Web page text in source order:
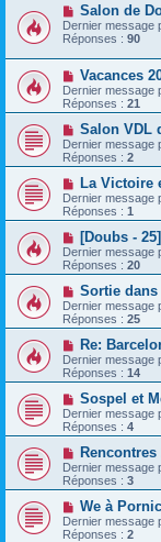
Salon de
Dernier message
Réponses : 90
Vacances
Dernier message
Réponses : 21
Salon VDL
Dernier message
Réponses : 2
La Victoire
Dernier message
Réponses : 1
[Doubs -
Dernier message
Réponses : 20
Sortie
Dernier message
Réponses : 25
Re:
Dernier message
Réponses : 14
Sospel et
Dernier message
Réponses : 4
Rencontres
Dernier message
Réponses : 3
We à Pornic
Dernier message
Réponses : 2